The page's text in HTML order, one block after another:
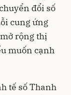
đổi số
cung ứng
rộng thị
muốn cạnh
tế số Thanh